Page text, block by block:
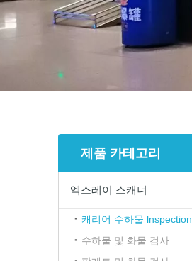
제품 카테고리
엑스레이 스캐너
캐리어 수하물 lnspection
수하물 및 화물 검사